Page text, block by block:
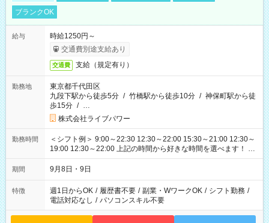
ブランクOK
給与
時給1250円～
交通費別途支給あり
交通費 支給（規定有り）
勤務地
東京都千代田区
九段下駅から徒歩5分 / 竹橋駅から徒歩10分 / 神保町駅から徒
歩15分 / …
株式会社ライブパワー
勤務時間
＜シフト例＞ 9:00～22:30 12:30～22:00 15:30～21:00 12:30～
19:00 12:30～22:00 上記の時間から好きな時間を選べます！ ※
時間は変更となる可能性があります
期間 9月8日・9日
特徴 週1日からOK / 履歴書不要 / 副業・WワークOK / シフト勤務 /
電話対応なし / パソコンスキル不要